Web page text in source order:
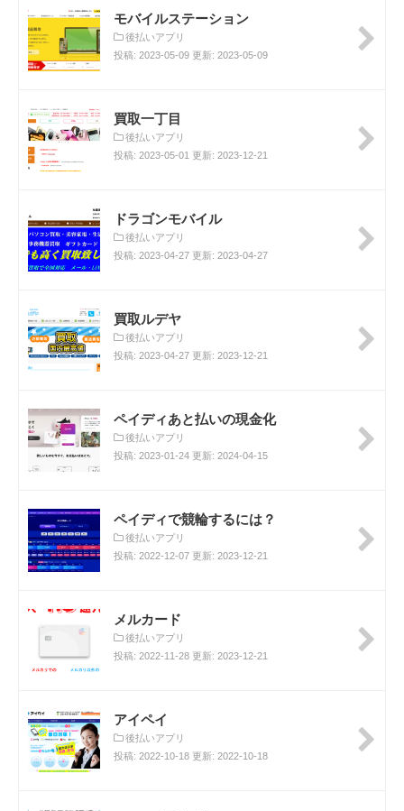
モバイルステーション
後払いアプリ
投稿: 2023-05-09 更新: 2023-05-09
買取一丁目
後払いアプリ
投稿: 2023-05-01 更新: 2023-12-21
ドラゴンモバイル
後払いアプリ
投稿: 2023-04-27 更新: 2023-04-27
買取ルデヤ
後払いアプリ
投稿: 2023-04-27 更新: 2023-12-21
ペイディあと払いの現金化
後払いアプリ
投稿: 2023-01-24 更新: 2024-04-15
ペイディで競輪するには？
後払いアプリ
投稿: 2022-12-07 更新: 2023-12-21
メルカード
後払いアプリ
投稿: 2022-11-28 更新: 2023-12-21
アイペイ
後払いアプリ
投稿: 2022-10-18 更新: 2022-10-18